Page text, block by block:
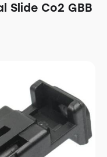
Slide Co2 GBB